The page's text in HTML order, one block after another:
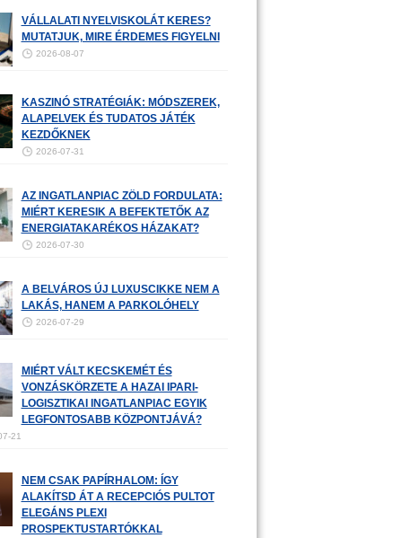
VÁLLALATI NYELVISKOLÁT KERES?
MUTATJUK, MIRE ÉRDEMES FIGYELNI
2026-08-07
KASZINÓ STRATÉGIÁK: MÓDSZEREK,
ALAPELVEK ÉS TUDATOS JÁTÉK
KEZDŐKNEK
2026-07-31
AZ INGATLANPIAC ZÖLD FORDULATA:
MIÉRT KERESIK A BEFEKTETŐK AZ
ENERGIATAKARÉKOS HÁZAKAT?
2026-07-30
A BELVÁROS ÚJ LUXUSCIKKE NEM A
LAKÁS, HANEM A PARKOLÓHELY
2026-07-29
MIÉRT VÁLT KECSKEMÉT ÉS
VONZÁSKÖRZETE A HAZAI IPARI-
LOGISZTIKAI INGATLANPIAC EGYIK
LEGFONTOSABB KÖZPONTJÁVÁ?
21
NEM CSAK PAPÍRHALOM: ÍGY
ALAKÍTSD ÁT A RECEPCIÓS PULTOT
ELEGÁNS PLEXI
PROSPEKTUSTARTÓKKAL